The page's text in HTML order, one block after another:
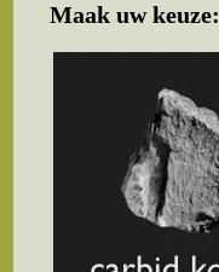
Maak uw keuze: